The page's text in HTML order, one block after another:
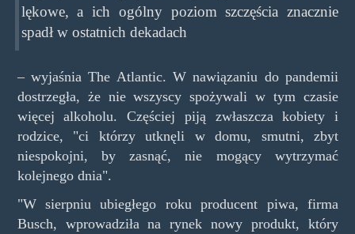
lękowe, a ich ogólny poziom szczęścia znacznie
spadł w ostatnich dekadach
– wyjaśnia The Atlantic. W nawiązaniu do pandemii
dostrzegła, że nie wszyscy spożywali w tym czasie
więcej alkoholu. Częściej piją zwłaszcza kobiety i
rodzice, "ci którzy utknęli w domu, smutni, zbyt
niespokojni, by zasnąć, nie mogący wytrzymać
kolejnego dnia".
"W sierpniu ubiegłego roku producent piwa, firma
Busch, wprowadziła na rynek nowy produkt, który